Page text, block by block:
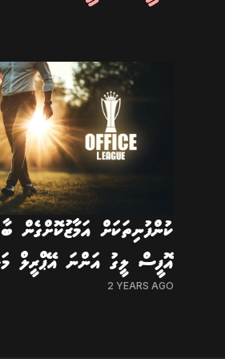
ކުންފުނިތަކަށް އަމާޒުކޮށްގެން
އޮފީސް ލީގު އަންނަ އޭޕްރީލް
2 YEARS AGO